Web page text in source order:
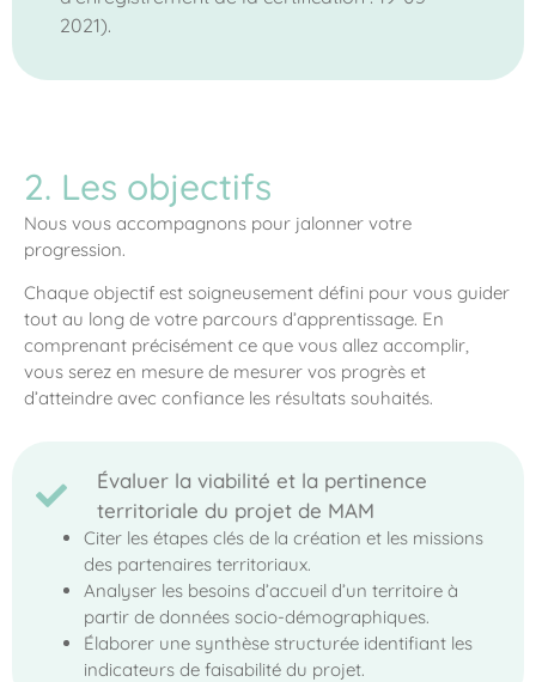
2021).
2. Les objectifs
Nous vous accompagnons pour jalonner votre
progression.
Chaque objectif est soigneusement défini pour vous guider
tout au long de votre parcours d’apprentissage. En
comprenant précisément ce que vous allez accomplir,
vous serez en mesure de mesurer vos progrès et
d’atteindre avec confiance les résultats souhaités.
Évaluer la viabilité et la pertinence
territoriale du projet de MAM
Citer les étapes clés de la création et les missions
des partenaires territoriaux.
Analyser les besoins d’accueil d’un territoire à
partir de données socio-démographiques.
Élaborer une synthèse structurée identifiant les
indicateurs de faisabilité du projet.